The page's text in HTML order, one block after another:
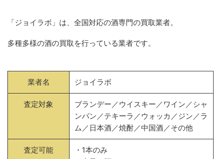
「ジョイラボ」は、全国対応の酒専門の買取業者。
多種多様の酒の買取を行っている業者です。
業者名 ジョイラボ
査定対象
ブランデー／ウイスキー／ワイン／シャ
ンパン／テキーラ／ウォッカ／ジン／ラ
ム／日本酒／焼酎／中国酒／その他
査定可能
・1本のみ